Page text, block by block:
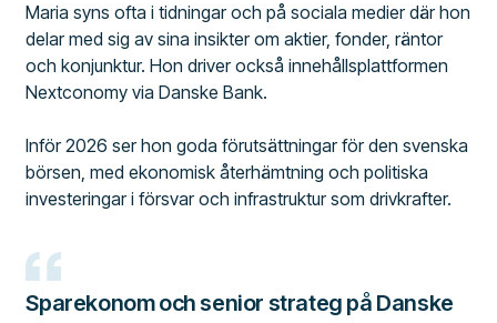
Maria syns ofta i tidningar och på sociala medier där hon
delar med sig av sina insikter om aktier, fonder, räntor
och konjunktur. Hon driver också innehållsplattformen
Nextconomy via Danske Bank.
Inför 2026 ser hon goda förutsättningar för den svenska
börsen, med ekonomisk återhämtning och politiska
investeringar i försvar och infrastruktur som drivkrafter.
Sparekonom och senior strateg på Danske